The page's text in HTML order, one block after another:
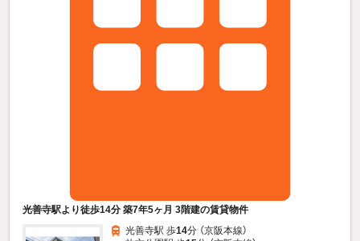
光善寺駅より徒歩14分 築7年5ヶ月 3階建の賃貸物件
光善寺駅 歩14分 （京阪本線）